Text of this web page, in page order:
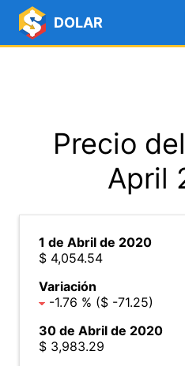
DOLAR
Precio
April
1 de Abril de 2020
$ 4,054.54
Variación
-1.76 % ($ -71.25)
30 de Abril de 2020
$ 3,983.29